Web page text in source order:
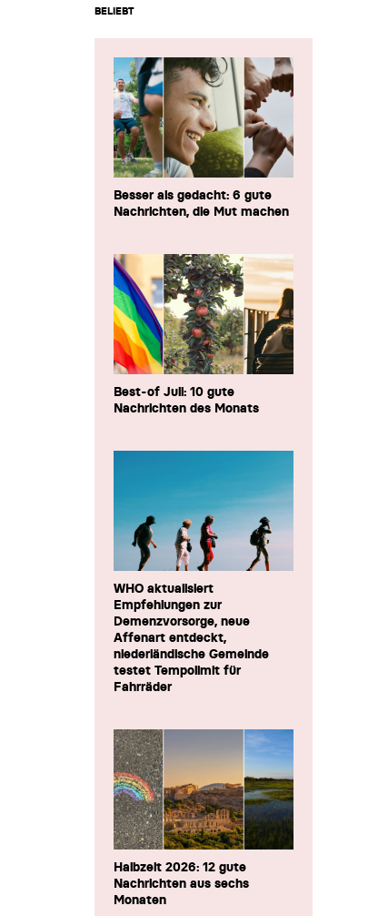
BELIEBT
Besser als gedacht: 6 gute
Nachrichten, die Mut machen
Best-of Juli: 10 gute
Nachrichten des Monats
WHO aktualisiert
Empfehlungen zur
Demenzvorsorge, neue
Affenart entdeckt,
niederländische Gemeinde
testet Tempolimit für
Fahrräder
Halbzeit 2026: 12 gute
Nachrichten aus sechs
Monaten